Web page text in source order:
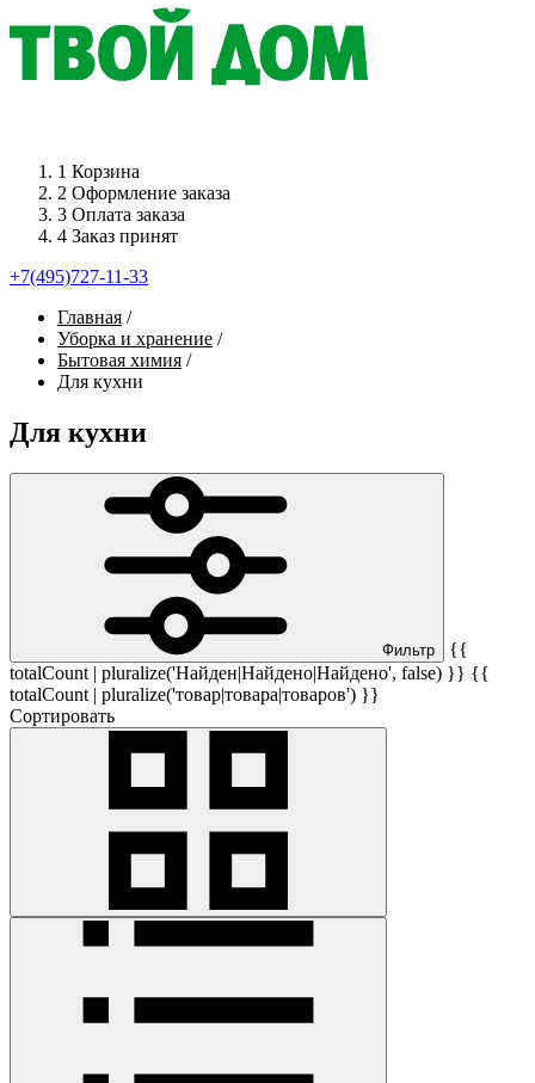
1 Корзина
2 Оформление заказа
3 Оплата заказа
4 Заказ принят
+7(495)727-11-33
Главная /
Уборка и хранение /
Бытовая химия /
Для кухни
Для кухни
Фильтр
{{
totalCount | pluralize('Найден|Найдено|Найдено', false) }} {{
totalCount | pluralize('товар|товара|товаров') }}
Сортировать